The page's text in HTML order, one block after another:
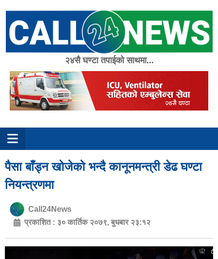
content
२४सै घण्टा तपाईको साथमा...
पैसा बाँड्न खोजेको भन्दै कानूनमन्त्री डेढ घण्टा
नियन्त्रणमा
Call24News
प्रकाशित : ३० कार्तिक २०७९, बुधबार २३:१२